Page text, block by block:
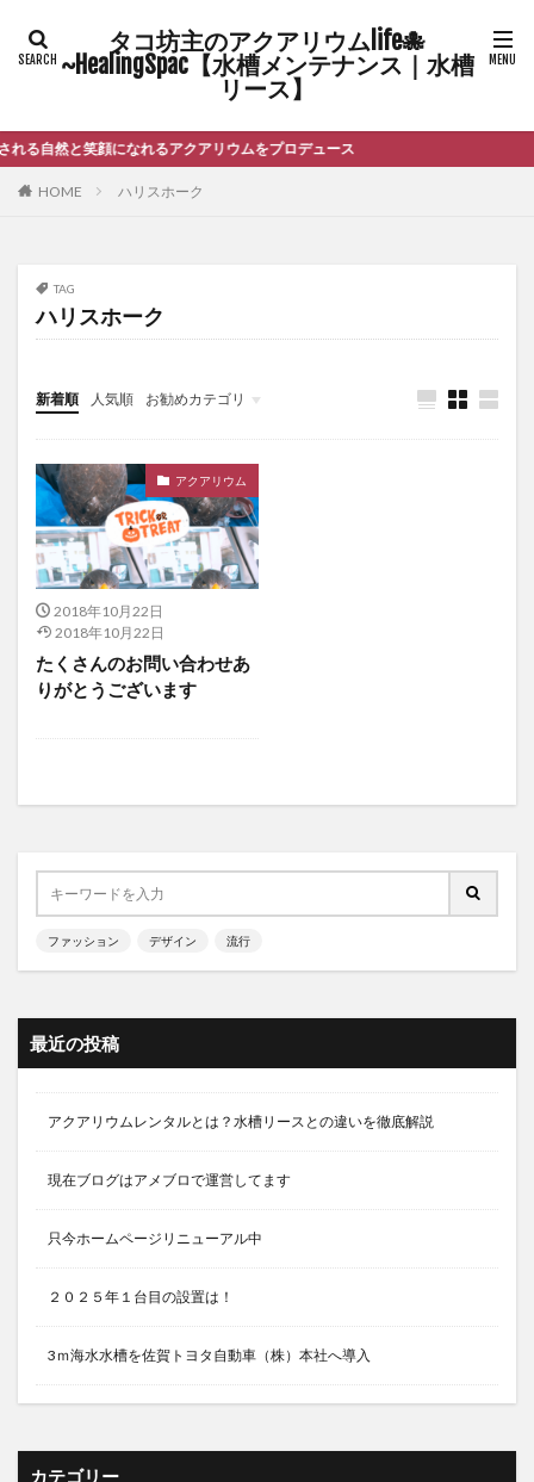
タコ坊主のアクアリウムlife🐙
~HealingSpac【水槽メンテナンス｜水槽
リース】
自然と笑顔になれるアクアリウムをプロデュース
HOME ハリスホーク
TAG
ハリスホーク
新着順 人気順 お勧めカテゴリ
未分類
アクアリウム
2018年10月22日
2018年10月22日
たくさんのお問い合わせあ
りがとうございます
ファッション デザイン 流行
最近の投稿
アクアリウムレンタルとは？水槽リースとの違いを徹底解説
現在ブログはアメブロで運営してます
只今ホームページリニューアル中
２０２５年１台目の設置は！
3ｍ海水水槽を佐賀トヨタ自動車（株）本社へ導入
カテゴリー